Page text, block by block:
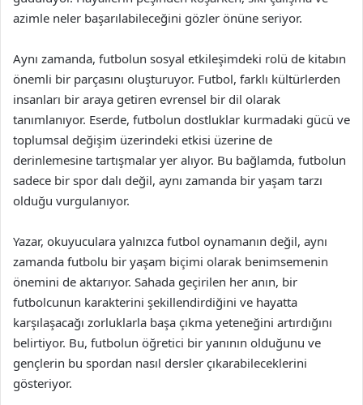
azimle neler başarılabileceğini gözler önüne seriyor.
Aynı zamanda, futbolun sosyal etkileşimdeki rolü de kitabın
önemli bir parçasını oluşturuyor. Futbol, farklı kültürlerden
insanları bir araya getiren evrensel bir dil olarak
tanımlanıyor. Eserde, futbolun dostluklar kurmadaki gücü ve
toplumsal değişim üzerindeki etkisi üzerine de
derinlemesine tartışmalar yer alıyor. Bu bağlamda, futbolun
sadece bir spor dalı değil, aynı zamanda bir yaşam tarzı
olduğu vurgulanıyor.
Yazar, okuyuculara yalnızca futbol oynamanın değil, aynı
zamanda futbolu bir yaşam biçimi olarak benimsemenin
önemini de aktarıyor. Sahada geçirilen her anın, bir
futbolcunun karakterini şekillendirdiğini ve hayatta
karşılaşacağı zorluklarla başa çıkma yeteneğini artırdığını
belirtiyor. Bu, futbolun öğretici bir yanının olduğunu ve
gençlerin bu spordan nasıl dersler çıkarabileceklerini
gösteriyor.